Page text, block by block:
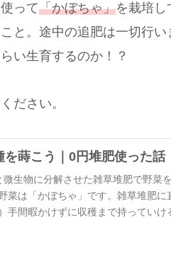
って「かぼちゃ」を栽培し
と。途中の追肥は一切行
い生育するのか！？
ださい。
を蒔こう｜0円堆肥使った話
微生物に分解させた雑草堆肥で野菜
菜は「かぼちゃ」です。雑草堆肥に
手間暇かけずに収穫まで持っていけ